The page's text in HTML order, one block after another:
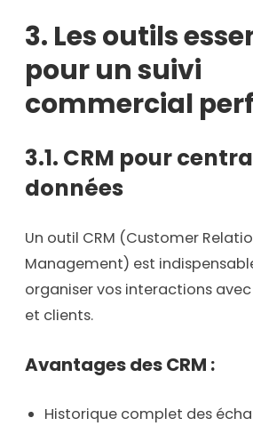
3. Les outils
pour un suivi
commercial
3.1. CRM pour
données
Un outil CRM (Customer
Management) est
organiser vos interactions
et clients.
Avantages des CRM :
Historique complet des